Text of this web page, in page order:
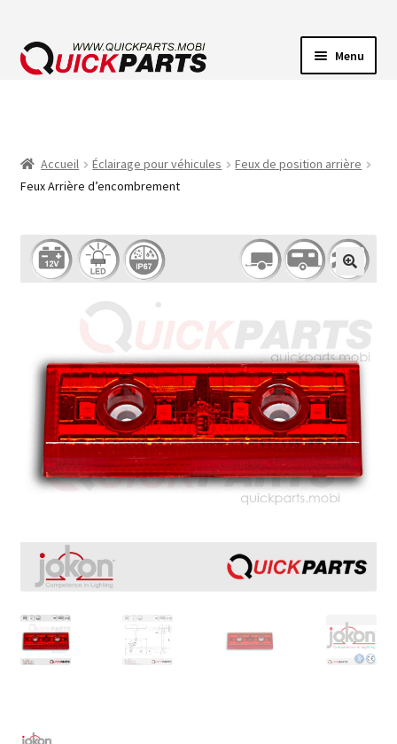
Menu
AVERTISSEUR SONORE
Accueil Éclairage pour véhicules
Feux de position arrière
Feux Arrière d’encombrement